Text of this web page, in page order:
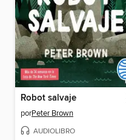
Robot salvaje
porPeter Brown
AUDIOLIBRO